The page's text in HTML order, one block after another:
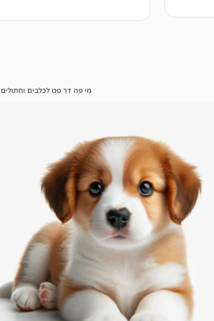
מי פה דר פט לכלבים וחתולים 250 מ"ל